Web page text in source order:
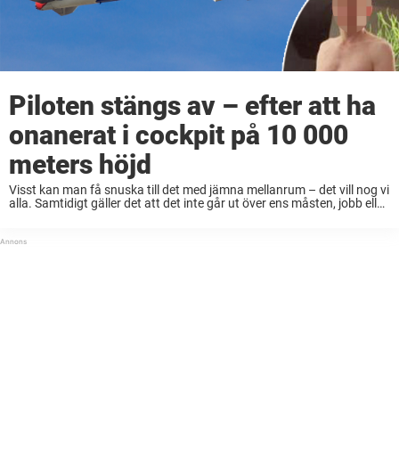
Piloten stängs av – efter att ha
onanerat i cockpit på 10 000
meters höjd
Visst kan man få snuska till det med jämna mellanrum – det vill nog vi
alla. Samtidigt gäller det att det inte går ut över ens måsten, jobb eller